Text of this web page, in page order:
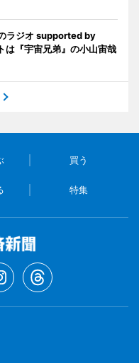
ラジオ supported by
『宇宙兄弟』の小山宙哉
買う
特集